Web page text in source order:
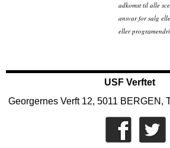
adkomst til alle
ansvar for salg
eller
USF Verftet
Georgernes Verft 12, 5011 BERGEN,